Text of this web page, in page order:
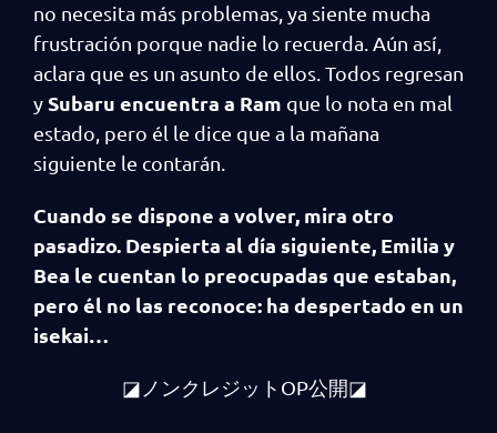
no necesita más problemas, ya siente mucha
frustración porque nadie lo recuerda. Aún así,
aclara que es un asunto de ellos. Todos regresan
ySubaru encuentra a Ram que lo nota en mal
estado, pero él le dice que a la mañana
siguiente le contarán.
Cuando se dispone a volver, mira otro
pasadizo. Despierta al día siguiente, Emilia y
Bea le cuentan lo preocupadas que estaban,
pero él no las reconoce: ha despertado en un
isekai…
◪ノンクレジットOP公開◪